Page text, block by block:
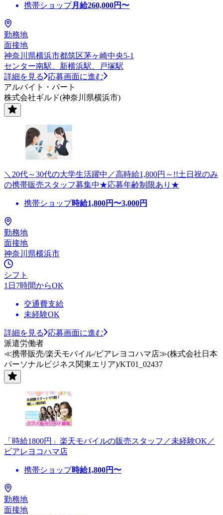
携帯ショップ月給260,000円〜
勤務地
面接地
神奈川県横浜市都筑区茅ヶ崎中央5-1
センター南駅、新横浜駅、戸塚駅
詳細を見る
応募画面に進む
アルバイト・パート
株式会社ギルド(神奈川県横浜市)
＼20代～30代の大学生活躍中／高時給1,800円～!!土日祝のみ
の携帯販売スタッフ募集中★応募年齢制限あり★
携帯ショップ時給1,800円〜3,000円
勤務地
面接地
神奈川県横浜市
シフト
1日7時間からOK
交通費支給
未経験OK
詳細を見る
応募画面に進む
派遣労働者
≪携帯販売/楽天モバイル/ビアレヨコハマ店≫(株式会社日本
パーソナルビジネス関東エリア)/KT01_02437
「時給1800円」楽天モバイルの販売スタッフ／未経験OK／
ビアレヨコハマ店
携帯ショップ時給1,800円〜
勤務地
面接地